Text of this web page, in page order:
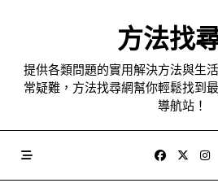
方法找
提供各類問題的實用解決方法與生
常疑難，方法找尋網幫你輕鬆找到
導航站！